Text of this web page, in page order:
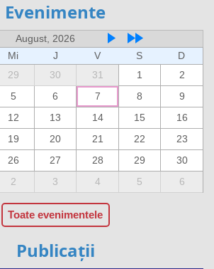
Evenimente
August, 2026
Mi J V S
D
29 30 31 1
2
5 6 7 8
9
12 13 14 15
16
19 20 21 22
23
26 27 28 29
30
2 3 4 5 6
Toate evenimentele
Publicații